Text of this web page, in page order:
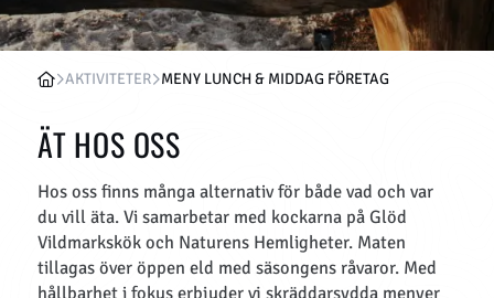
AKTIVITETER MENY LUNCH & MIDDAG FÖRETAG
ÄT HOS OSS
Hos oss finns många alternativ för både vad och var
du vill äta. Vi samarbetar med kockarna på Glöd
Vildmarkskök och Naturens Hemligheter. Maten
tillagas över öppen eld med säsongens råvaror. Med